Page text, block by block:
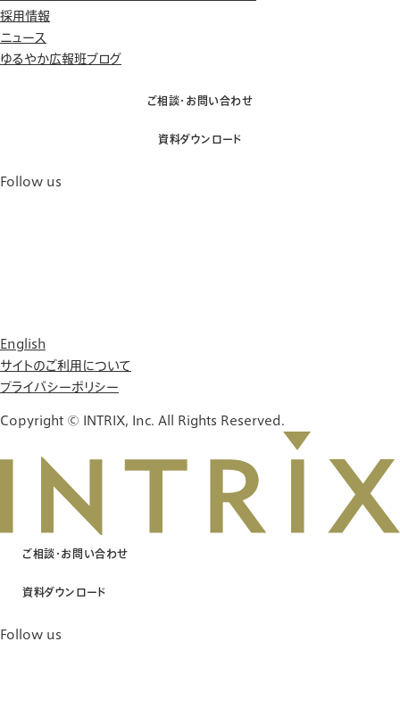
採用情報
ニュース
ゆるやか広報班ブログ
ご相談・お問い合わせ
資料ダウンロード
Follow us
English
サイトのご利用について
プライバシーポリシー
Copyright © INTRIX, Inc. All Rights Reserved.
ご相談・お問い合わせ
資料ダウンロード
Follow us